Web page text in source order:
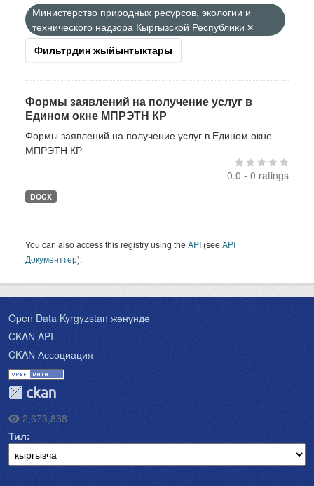
Министерство природных ресурсов, экологии и
технического надзора Кыргызской Республики
Фильтрдин жыйынтыктары
Формы заявлений на получение услуг в
Едином окне МПРЭТН КР
Формы заявлений на получение услуг в Едином окне
МПРЭТН КР
0.0 - 0 ratings
DOCX
You can also access this registry using theAPI (seeAPI
Документтер).
Open Data Kyrgyzstan жөнүндө
CKAN API
CKAN Ассоциация
2,673,838
Тил